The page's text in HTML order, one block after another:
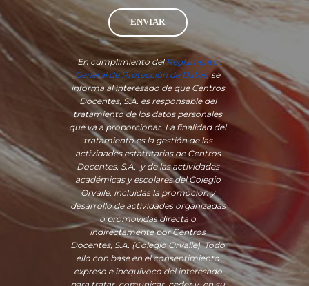
ENVIAR
En cumplimiento delReglamento
General de Protección de Datos, se
informa al interesado de que Centros
Docentes, S.A. es responsable del
tratamiento de los datos personales
que va a proporcionar. La finalidad del
tratamiento es la gestión de las
actividades estatutarias de Centros
Docentes, S.A. y de las actividades
académicas y escolares del Colegio
Orvalle, incluidas la promoción y
desarrollo de actividades organizadas
o promovidas directa o
indirectamente por Centros
Docentes, S.A. (Colegio Orvalle). Todo
ello con base en el consentimiento
expreso e inequívoco del interesado